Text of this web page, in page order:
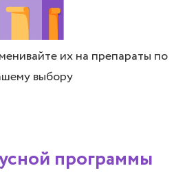
их на препараты по
выбору
программы